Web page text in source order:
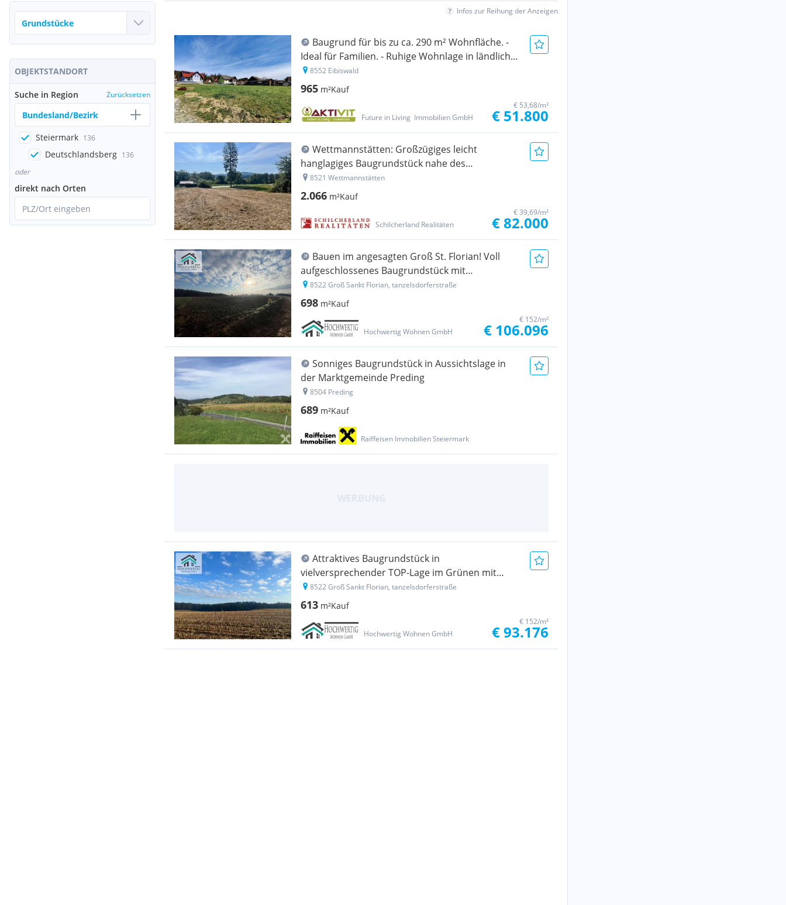
OBJEKTSTANDORT
Suche in Region Zurücksetzen
Bundesland/Bezirk
Steiermark 136
Deutschlandsberg 136
oder
direkt nach Orten
PLZ/Ort eingeben
Infos zur Reihung der Anzeigen
Baugrund für bis zu ca. 290 m² Wohnfläche. -
Ideal für Familien. - Ruhige Wohnlage in ländlicher
Idylle bei Eibiswald.
8552 Eibiswald
965 m²Kauf
Future in Living  Immobilien GmbH
€ 53,68/m²
€ 51.800
Wettmannstätten: Großzügiges leicht
hanglagiges Baugrundstück nahe des
Waldschachersees
8521 Wettmannstätten
2.066 m²Kauf
Schilcherland Realitäten
€ 39,69/m²
€ 82.000
Bauen im angesagten Groß St. Florian! Voll
aufgeschlossenes Baugrundstück mit
Koralmbahn-Anbindung
8522 Groß Sankt Florian, tanzelsdorferstraße
698 m²Kauf
Hochwertig Wohnen GmbH
€ 152/m²
€ 106.096
Sonniges Baugrundstück in Aussichtslage in
der Marktgemeinde Preding
8504 Preding
689 m²Kauf
Raiffeisen Immobilien Steiermark
Attraktives Baugrundstück in
vielversprechender TOP-Lage im Grünen mit
Koralmbahn-Anbindung
8522 Groß Sankt Florian, tanzelsdorferstraße
613 m²Kauf
Hochwertig Wohnen GmbH
€ 152/m²
€ 93.176